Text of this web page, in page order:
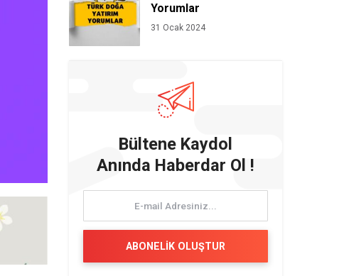
Yorumlar
31 Ocak 2024
Bültene Kaydol
Anında Haberdar Ol !
ABONELİK OLUŞTUR